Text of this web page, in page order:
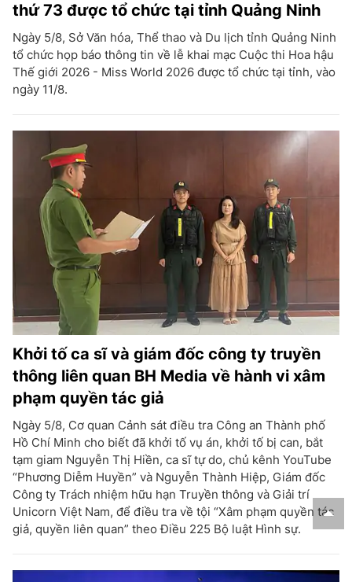
thứ 73 được tổ chức tại tỉnh Quảng Ninh
Ngày 5/8, Sở Văn hóa, Thể thao và Du lịch tỉnh Quảng Ninh
tổ chức họp báo thông tin về lễ khai mạc Cuộc thi Hoa hậu
Thế giới 2026 - Miss World 2026 được tổ chức tại tỉnh, vào
ngày 11/8.
Khởi tố ca sĩ và giám đốc công ty truyền
thông liên quan BH Media về hành vi xâm
phạm quyền tác giả
Ngày 5/8, Cơ quan Cảnh sát điều tra Công an Thành phố
Hồ Chí Minh cho biết đã khởi tố vụ án, khởi tố bị can, bắt
tạm giam Nguyễn Thị Hiền, ca sĩ tự do, chủ kênh YouTube
“Phương Diễm Huyền” và Nguyễn Thành Hiệp, Giám đốc
Công ty Trách nhiệm hữu hạn Truyền thông và Giải trí
Unicorn Việt Nam, để điều tra về tội “Xâm phạm quyền tác
giả, quyền liên quan” theo Điều 225 Bộ luật Hình sự.